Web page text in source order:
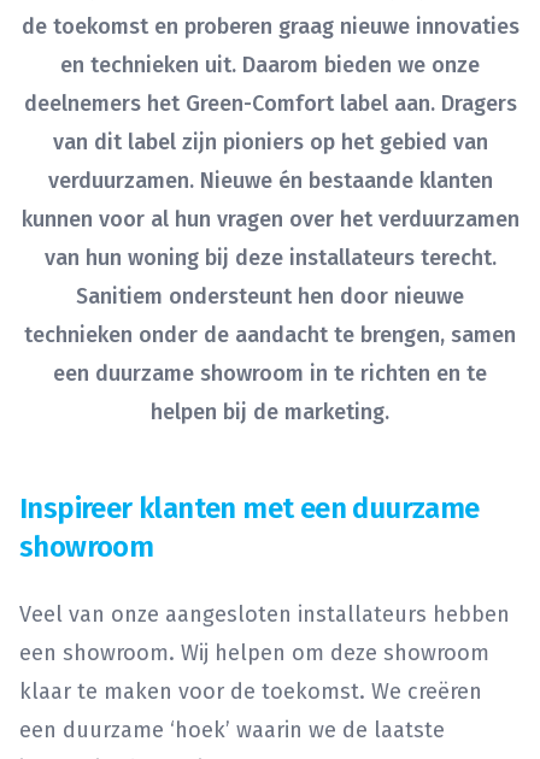
de toekomst en proberen graag nieuwe innovaties
en technieken uit. Daarom bieden we onze
deelnemers het Green-Comfort label aan. Dragers
van dit label zijn pioniers op het gebied van
verduurzamen. Nieuwe én bestaande klanten
kunnen voor al hun vragen over het verduurzamen
van hun woning bij deze installateurs terecht.
Sanitiem ondersteunt hen door nieuwe
technieken onder de aandacht te brengen, samen
een duurzame showroom in te richten en te
helpen bij de marketing.
Inspireer klanten met een duurzame
showroom
Veel van onze aangesloten installateurs hebben
een showroom. Wij helpen om deze showroom
klaar te maken voor de toekomst. We creëren
een duurzame ‘hoek’ waarin we de laatste